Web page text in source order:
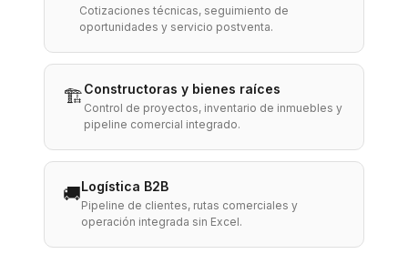
Cotizaciones técnicas, seguimiento de
oportunidades y servicio postventa.
🏗️Constructoras y bienes raíces
Control de proyectos, inventario de inmuebles y
pipeline comercial integrado.
🚚Logística B2B
Pipeline de clientes, rutas comerciales y
operación integrada sin Excel.